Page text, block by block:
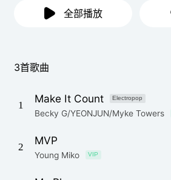
全部播放
3首歌曲
1
Make It Count Electropop
Becky G/YEONJUN/Myke Towers
2
MVP
Young Miko VIP